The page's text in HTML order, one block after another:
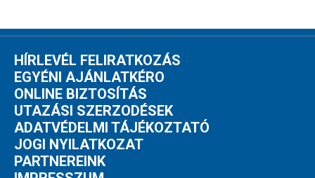
HÍRLEVÉL FELIRATKOZÁS
EGYÉNI AJÁNLATKÉRO
ONLINE BIZTOSÍTÁS
UTAZÁSI SZERZODÉSEK
ADATVÉDELMI TÁJÉKOZTATÓ
JOGI NYILATKOZAT
PARTNEREINK